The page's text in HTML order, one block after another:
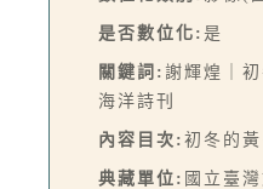
是否數位化: 是
關鍵詞: 謝輝煌｜
海洋詩刊
內容目次: 初冬的
典藏單位: 國立臺